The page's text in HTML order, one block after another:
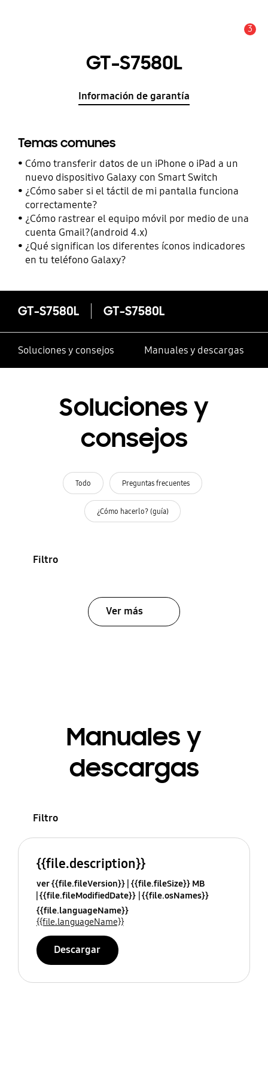
3
GT-S7580L
Información de garantía
Temas comunes
Cómo transferir datos de un iPhone o iPad a un
nuevo dispositivo Galaxy con Smart Switch
¿Cómo saber si el táctil de mi pantalla funciona
correctamente?
¿Cómo rastrear el equipo móvil por medio de una
cuenta Gmail?(android 4.x)
¿Qué significan los diferentes íconos indicadores
en tu teléfono Galaxy?
GT-S7580L GT-S7580L
Soluciones y consejos Manuales y descargas
Soluciones y
consejos
Todo Preguntas frecuentes
¿Cómo hacerlo? (guía)
Filtro
Ver más
Manuales y
descargas
Filtro
{{file.description}}
ver {{file.fileVersion}} {{file.fileSize}} MB
{{file.fileModifiedDate}} {{file.osNames}}
{{file.languageName}}
{{file.languageName}}
Descargar